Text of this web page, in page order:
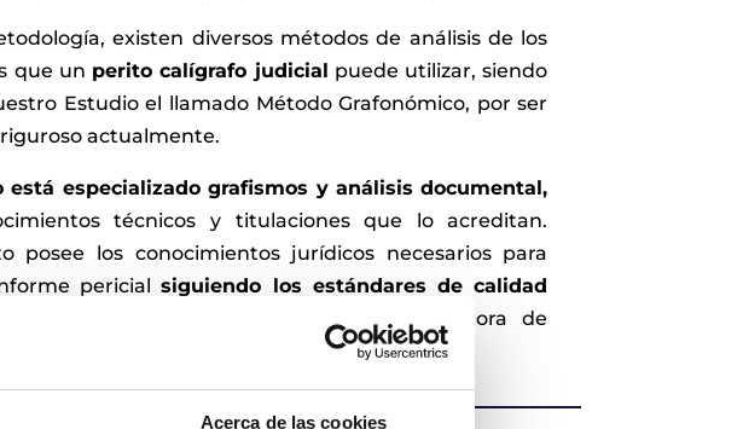
Acerca de las cookies
existen diversos métodos de análisis de los
que un perito calígrafo judicial puede utilizar, siendo
Estudio el llamado Método Grafonómico, por ser
actualmente.
está especializado grafismos y análisis documental,
técnicos y titulaciones que lo acreditan.
posee los conocimientos jurídicos necesarios para
pericial siguiendo los estándares de calidad
, así como la efectividad a la hora de
en sala, en caso de que sea necesario.